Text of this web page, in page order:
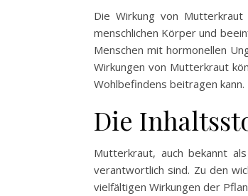
Die Wirkung von
menschlichen Körper und
Menschen mit hormonellen
Wirkungen von Mutterkraut
Wohlbefindens beitragen kann.
Die
Mutterkraut, auch bekannt
verantwortlich sind. Zu den
vielfältigen Wirkungen der